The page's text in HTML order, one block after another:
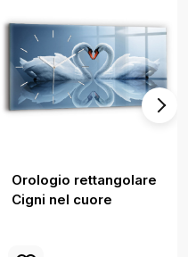
Orologio rettangolare
Cigni nel cuore